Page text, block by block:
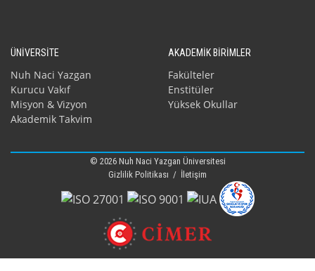
ÜNİVERSİTE
Nuh Naci Yazgan
Kurucu Vakıf
Misyon & Vizyon
Akademik Takvim
AKADEMİK BİRİMLER
Fakülteler
Enstitüler
Yüksek Okullar
© 2026 Nuh Naci Yazgan Üniversitesi
Gizlilik Politikası / İletişim